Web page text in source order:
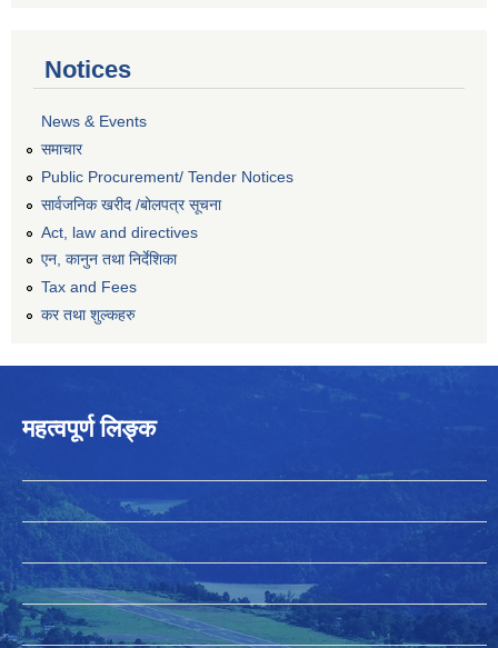
Notices
News & Events
समाचार
Public Procurement/ Tender Notices
सार्वजनिक खरीद /बोलपत्र सूचना
Act, law and directives
एन, कानुन तथा निर्देशिका
Tax and Fees
कर तथा शुल्कहरु
महत्वपूर्ण लिङ्क